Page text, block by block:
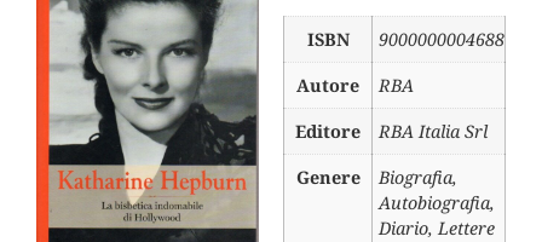
ISBN
9000000004688
Autore
RBA
Editore
RBA Italia Srl
Genere
Biografia,
Autobiografia,
Diario, Lettere